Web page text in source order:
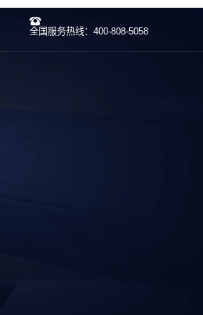
全国服务热线：400-808-5058